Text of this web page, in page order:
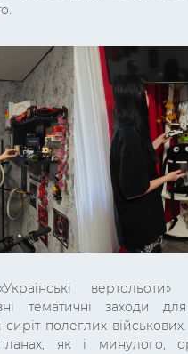
вертольоти»
тематичні заходи
сиріт полеглих
як і минулого,